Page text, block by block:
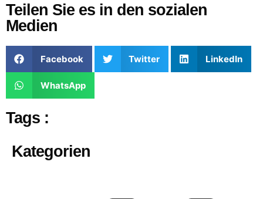
Teilen Sie es in den sozialen
Medien
Facebook Twitter LinkedIn
WhatsApp
Tags :
Kategorien